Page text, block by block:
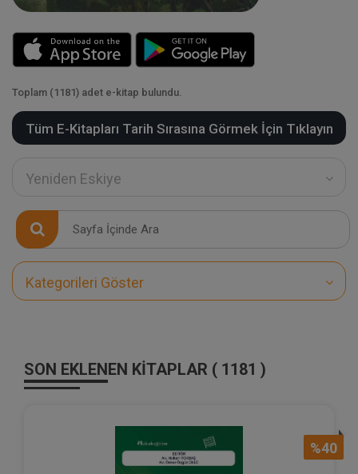
Toplam (1181) adet e-kitap bulundu.
Tüm E-Kitapları Tarih Sırasına Görmek İçin Tıklayın
Yeniden Eskiye
Kategorileri Göster
SON EKLENEN KİTAPLAR ( 1181 )
%40